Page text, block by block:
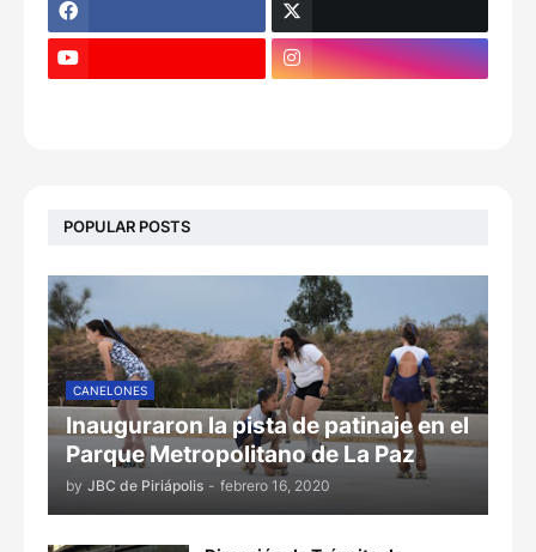
POPULAR POSTS
CANELONES
Inauguraron la pista de patinaje en el
Parque Metropolitano de La Paz
by JBC de Piriápolis - febrero 16, 2020